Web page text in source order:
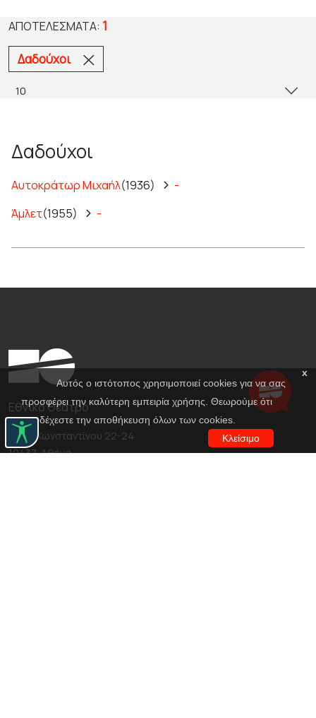
ΑΠΟΤΕΛΈΣΜΑΤΑ: 1
Δαδούχοι
Δαδούχοι
Αυτοκράτωρ Μιχαήλ(1936)
-
Άμλετ(1955) -
x
Αυτός ο ιστότοπος χρησιμοποιεί cookies για να σας
προσφέρει την καλύτερη εμπειρία χρήσης. Θεωρούμε ότι
αποδέχεστε την αποθήκευση όλων των cookies.
Κλείσιμο
Εθνικό Θέατρο
Αγίου Κωνσταντίνου 22-24
10437, Αθήνα